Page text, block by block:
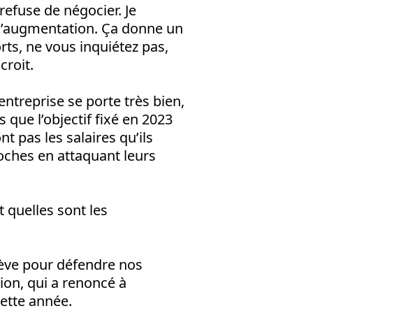
de négocier. Je
Ça donne un
ne vous inquiétez pas,
se porte très bien,
que l’objectif fixé en 2023
pas les salaires qu’ils
en attaquant leurs
quelles sont les
pour défendre nos
qui a renoncé à
année.